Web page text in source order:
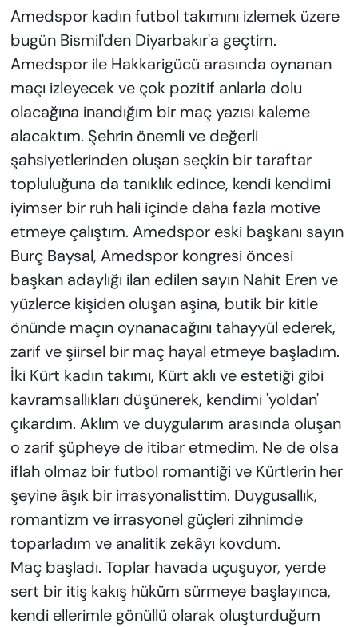
Amedspor kadın futbol takımını izlemek üzere
bugün Bismil'den Diyarbakır'a geçtim.
Amedspor ile Hakkarigücü arasında oynanan
maçı izleyecek ve çok pozitif anlarla dolu
olacağına inandığım bir maç yazısı kaleme
alacaktım. Şehrin önemli ve değerli
şahsiyetlerinden oluşan seçkin bir taraftar
topluluğuna da tanıklık edince, kendi kendimi
iyimser bir ruh hali içinde daha fazla motive
etmeye çalıştım. Amedspor eski başkanı sayın
Burç Baysal, Amedspor kongresi öncesi
başkan adaylığı ilan edilen sayın Nahit Eren ve
yüzlerce kişiden oluşan aşina, butik bir kitle
önünde maçın oynanacağını tahayyül ederek,
zarif ve şiirsel bir maç hayal etmeye başladım.
İki Kürt kadın takımı, Kürt aklı ve estetiği gibi
kavramsallıkları düşünerek, kendimi 'yoldan'
çıkardım. Aklım ve duygularım arasında oluşan
o zarif şüpheye de itibar etmedim. Ne de olsa
iflah olmaz bir futbol romantiği ve Kürtlerin her
şeyine âşık bir irrasyonalisttim. Duygusallık,
romantizm ve irrasyonel güçleri zihnimde
toparladım ve analitik zekâyı kovdum.
Maç başladı. Toplar havada uçuşuyor, yerde
sert bir itiş kakış hüküm sürmeye başlayınca,
kendi ellerimle gönüllü olarak oluşturduğum
KADIN
SAĞLIK
SPOR
KÜLTÜR-SANAT
MAGAZİN
ÖZEL HABER
YAZAR KÖŞESİ
SİYASET
VAN VE DİYARBAKIR HABERLERİ